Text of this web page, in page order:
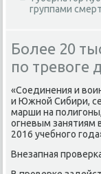
группами
Более 20
по тревоге
«Соединения и
и Южной Сибири,
марши на
огневым занятиям
2016 учебного
Внезапная